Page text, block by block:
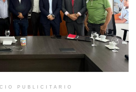
PUBLICITARIO